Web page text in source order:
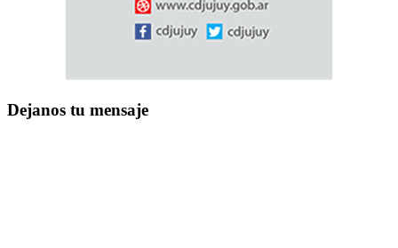
Dejanos tu mensaje